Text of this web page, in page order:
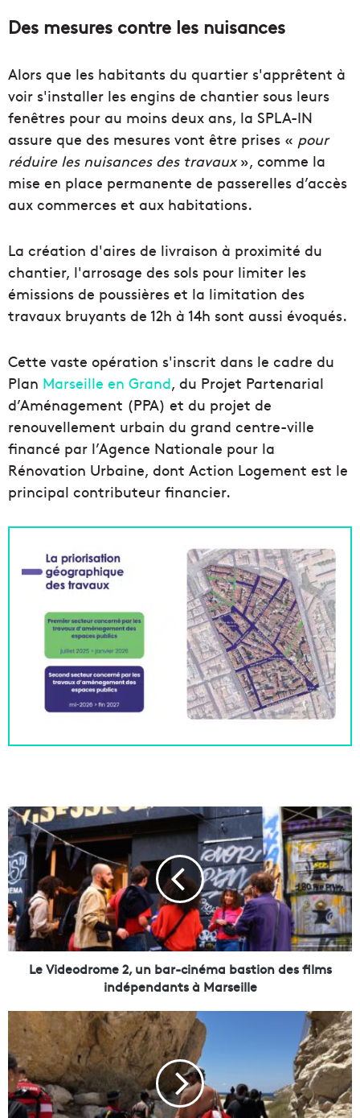
Des mesures contre les nuisances
Alors que les habitants du quartier s'apprêtent à
voir s'installer les engins de chantier sous leurs
fenêtres pour au moins deux ans, la SPLA-IN
assure que des mesures vont être prises « pour
réduire les nuisances des travaux», comme la
mise en place permanente de passerelles d’accès
aux commerces et aux habitations.
La création d'aires de livraison à proximité du
chantier, l'arrosage des sols pour limiter les
émissions de poussières et la limitation des
travaux bruyants de 12h à 14h sont aussi évoqués.
Cette vaste opération s'inscrit dans le cadre du
Plan Marseille en Grand, du Projet Partenarial
d’Aménagement (PPA) et du projet de
renouvellement urbain du grand centre-ville
financé par l’Agence Nationale pour la
Rénovation Urbaine, dont Action Logement est le
principal contributeur financier.
L
e
V
i
d
e
o
d
r
2
,
u
n
b
a
Le Videodrome 2, un bar-cinéma bastion des films
indépendants à Marseille
u
r
l
'
a